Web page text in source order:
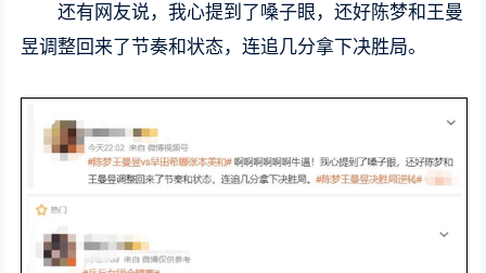
还有网友说，我心提到了嗓子眼，还好陈梦和王曼
昱调整回来了节奏和状态，连追几分拿下决胜局。